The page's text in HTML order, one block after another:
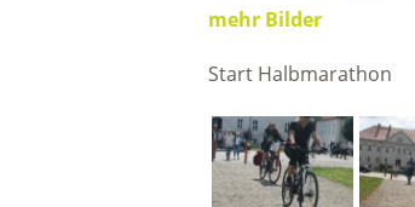
mehr Bilder
Start Halbmarathon